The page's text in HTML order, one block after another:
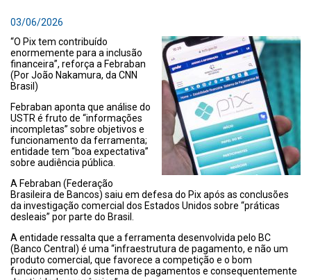
03/06/2026
“O Pix tem contribuído
enormemente para a inclusão
financeira”, reforça a Febraban
(Por João Nakamura, da CNN
Brasil)
Febraban aponta que análise do
USTR é fruto de “informações
incompletas” sobre objetivos e
funcionamento da ferramenta;
entidade tem “boa expectativa”
sobre audiência pública.
A Febraban (Federação
Brasileira de Bancos) saiu em defesa do Pix após as conclusões
da investigação comercial dos Estados Unidos sobre “práticas
desleais” por parte do Brasil.
A entidade ressalta que a ferramenta desenvolvida pelo BC
(Banco Central) é uma “infraestrutura de pagamento, e não um
produto comercial, que favorece a competição e o bom
funcionamento do sistema de pagamentos e consequentemente